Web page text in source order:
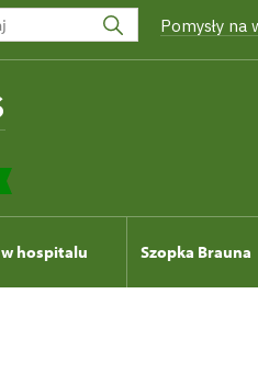
Pomysły na
hospitalu Szopka Brauna